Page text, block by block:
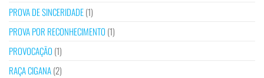
PROVA DE SINCERIDADE(1)
PROVA POR RECONHECIMENTO (1)
PROVOCAÇÃO (1)
RAÇA CIGANA(2)